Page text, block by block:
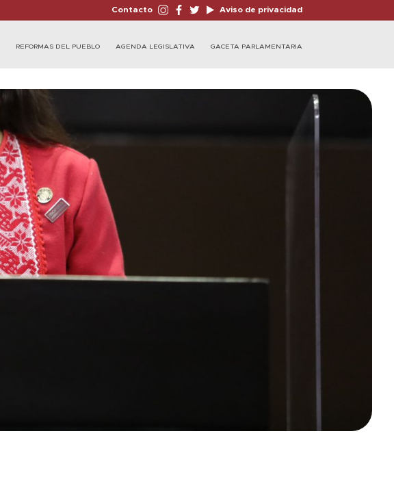
Contacto Aviso de privacidad
REFORMAS DEL PUEBLO AGENDA LEGISLATIVA GACETA PARLAMENTARIA